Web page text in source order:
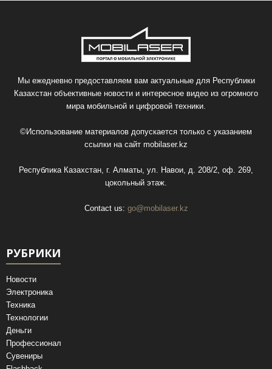
Мы ежедневно предоставляем вам актуальные для Республики
Казахстан объективные новости и интересное видео из огромного
мира мобильной и цифровой техники.
©Использование материалов допускается только с указанием
ссылки на сайт mobilaser.kz
Республика Казахстан, г. Алматы, ул. Навои, д. 208/2, оф. 269,
цокольный этаж.
Contact us: go@mobilaser.kz
РУБРИКИ
Новости
Электроника
Техника
Технологии
Деньги
Профессионал
Сувениры